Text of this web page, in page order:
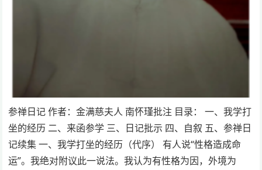
参禅日记 作者：金满慈夫人 南怀瑾批注 目录： 一、我学打
坐的经历 二、来函参学 三、日记批示 四、自叙 五、参禅日
记续集 一、我学打坐的经历（代序） 有人说“性格造成命
运”。我绝对附议此一说法。我认为有性格为因，外境为